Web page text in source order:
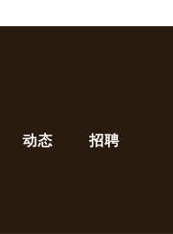
动态 招聘